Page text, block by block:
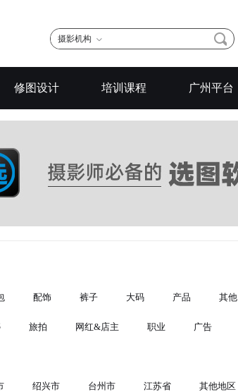
摄影机构
修图设计 培训课程 广州平台
配饰 裤子 大码 产品 其他
旅拍 网红&店主 职业 广告
绍兴市 台州市 江苏省 其他地区